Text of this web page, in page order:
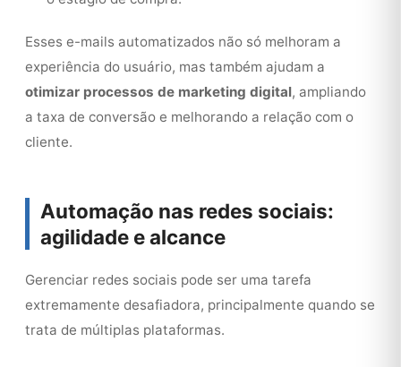
Esses e-mails automatizados não só melhoram a
experiência do usuário, mas também ajudam a
otimizar processos de marketing digital, ampliando
a taxa de conversão e melhorando a relação com o
cliente.
Automação nas redes sociais:
agilidade e alcance
Gerenciar redes sociais pode ser uma tarefa
extremamente desafiadora, principalmente quando se
trata de múltiplas plataformas.